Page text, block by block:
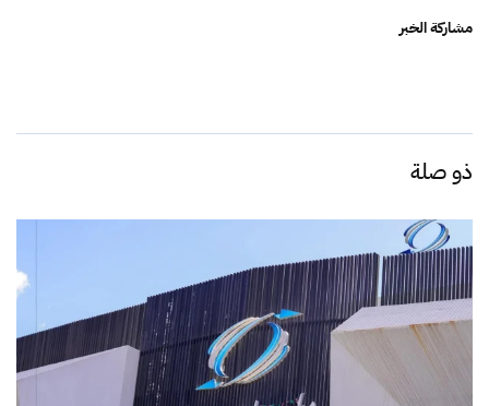
مشاركة الخبر
ذو صلة